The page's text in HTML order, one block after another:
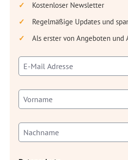
Kostenloser Newsletter
Regelmäßige Updates und
Als erster von Angeboten und